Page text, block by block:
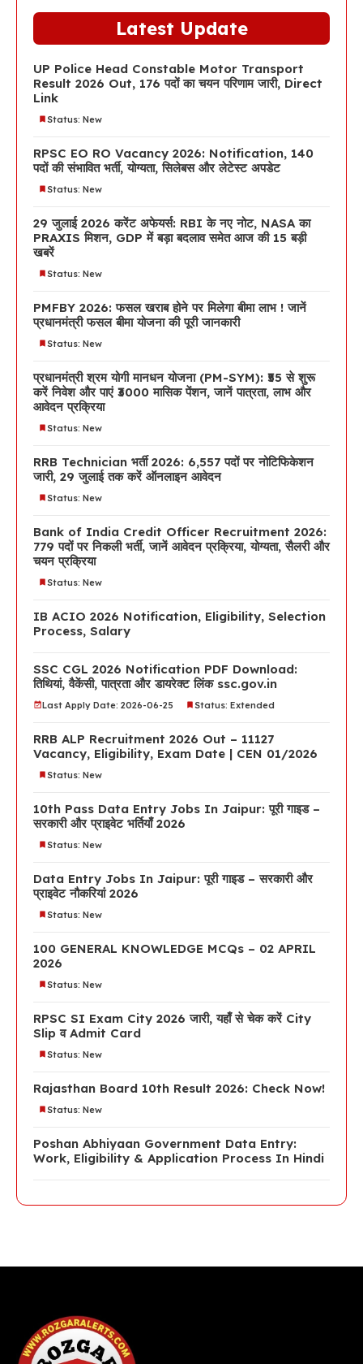
Latest Update
UP Police Head Constable Motor Transport
Result 2026 Out, 176 पदों का चयन परिणाम जारी, Direct
Link
Status: New
RPSC EO RO Vacancy 2026: Notification, 140
पदों की संभावित भर्ती, योग्यता, सिलेबस और लेटेस्ट अपडेट
Status: New
29 जुलाई 2026 करेंट अफेयर्स: RBI के नए नोट, NASA का
PRAXIS मिशन, GDP में बड़ा बदलाव समेत आज की 15 बड़ी
खबरें
Status: New
PMFBY 2026: फसल खराब होने पर मिलेगा बीमा लाभ ! जानें
प्रधानमंत्री फसल बीमा योजना की पूरी जानकारी
Status: New
प्रधानमंत्री श्रम योगी मानधन योजना (PM-SYM): ₹55 से शुरू
करें निवेश और पाएं ₹3000 मासिक पेंशन, जानें पात्रता, लाभ और
आवेदन प्रक्रिया
Status: New
RRB Technician भर्ती 2026: 6,557 पदों पर नोटिफिकेशन
जारी, 29 जुलाई तक करें ऑनलाइन आवेदन
Status: New
Bank of India Credit Officer Recruitment 2026:
779 पदों पर निकली भर्ती, जानें आवेदन प्रक्रिया, योग्यता, सैलरी और
चयन प्रक्रिया
Status: New
IB ACIO 2026 Notification, Eligibility, Selection
Process, Salary
SSC CGL 2026 Notification PDF Download:
तिथियां, वैकेंसी, पात्रता और डायरेक्ट लिंक ssc.gov.in
Last Apply Date: 2026-06-25 Status: Extended
RRB ALP Recruitment 2026 Out – 11127
Vacancy, Eligibility, Exam Date | CEN 01/2026
Status: New
10th Pass Data Entry Jobs In Jaipur: पूरी गाइड –
सरकारी और प्राइवेट भर्तियाँ 2026
Status: New
Data Entry Jobs In Jaipur: पूरी गाइड – सरकारी और
प्राइवेट नौकरियां 2026
Status: New
100 GENERAL KNOWLEDGE MCQs – 02 APRIL
2026
Status: New
RPSC SI Exam City 2026 जारी, यहाँ से चेक करें City
Slip व Admit Card
Status: New
Rajasthan Board 10th Result 2026: Check Now!
Status: New
Poshan Abhiyaan Government Data Entry:
Work, Eligibility & Application Process In Hindi